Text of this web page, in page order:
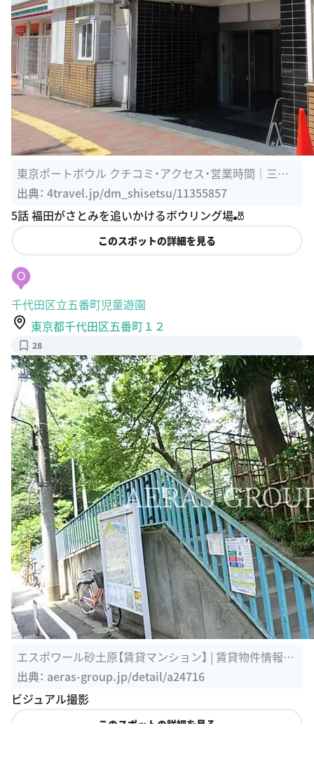
博多ラーメン 長浜や 笹塚店(笹塚/ラーメン) | ホットペ
ッパーグルメ
出典：
hotpepper.jp/strJ000005476
5話 福田が一美と行ったラーメン屋さん🍜
N
東京ポートボウル
東京都港区芝浦１丁目１３-１０ 第3 東運ビル ７Ｆ
東京ポートボウル クチコミ・アクセス・営業時間｜三田・
田町・芝浦 ...
出典：4travel.jp/dm_shisetsu/11355857
5話 福田がさとみを追いかけるボウリング場🎳
このスポットの詳細を見る
O